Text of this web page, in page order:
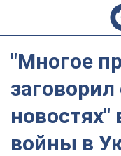
"Многое
новостях"
войны в